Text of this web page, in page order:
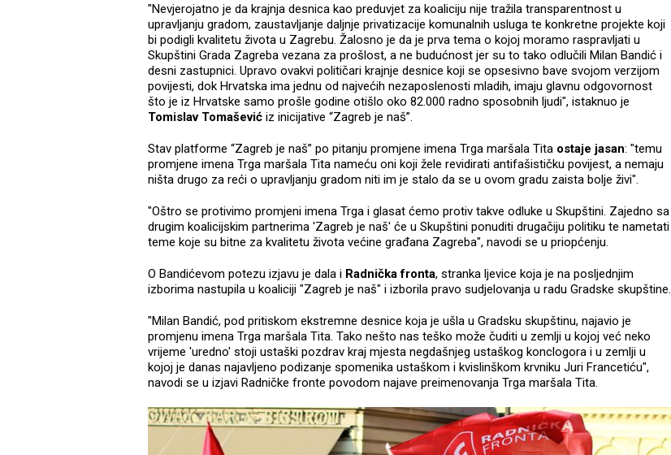
"Nevjerojatno je da krajnja desnica kao preduvjet za koaliciju nije tražila transparentnost u
upravljanju gradom, zaustavljanje daljnje privatizacije komunalnih usluga te konkretne projekte koji
bi podigli kvalitetu života u Zagrebu. Žalosno je da je prva tema o kojoj moramo raspravljati u
Skupštini Grada Zagreba vezana za prošlost, a ne budućnost jer su to tako odlučili Milan Bandić i
desni zastupnici. Upravo ovakvi političari krajnje desnice koji se opsesivno bave svojom verzijom
povijesti, dok Hrvatska ima jednu od najvećih nezaposlenosti mladih, imaju glavnu odgovornost
što je iz Hrvatske samo prošle godine otišlo oko 82.000 radno sposobnih ljudi", istaknuo je
Tomislav Tomašević iz inicijative “Zagreb je naš”.
Stav platforme “Zagreb je naš” po pitanju promjene imena Trga maršala Tita ostaje jasan: "temu
promjene imena Trga maršala Tita nameću oni koji žele revidirati antifašističku povijest, a nemaju
ništa drugo za reći o upravljanju gradom niti im je stalo da se u ovom gradu zaista bolje živi".
"Oštro se protivimo promjeni imena Trga i glasat ćemo protiv takve odluke u Skupštini. Zajedno sa
drugim koalicijskim partnerima 'Zagreb je naš' će u Skupštini ponuditi drugačiju politiku te nametati
teme koje su bitne za kvalitetu života većine građana Zagreba", navodi se u priopćenju.
O Bandićevom potezu izjavu je dala i Radnička fronta, stranka ljevice koja je na posljednjim
izborima nastupila u koaliciji "Zagreb je naš" i izborila pravo sudjelovanja u radu Gradske skupštine.
"Milan Bandić, pod pritiskom ekstremne desnice koja je ušla u Gradsku skupštinu, najavio je
promjenu imena Trga maršala Tita. Tako nešto nas teško može čuditi u zemlji u kojoj već neko
vrijeme 'uredno' stoji ustaški pozdrav kraj mjesta negdašnjeg ustaškog konclogora i u zemlji u
kojoj je danas najavljeno podizanje spomenika ustaškom i kvislinškom krvniku Juri Francetiću",
navodi se u izjavi Radničke fronte povodom najave preimenovanja Trga maršala Tita.